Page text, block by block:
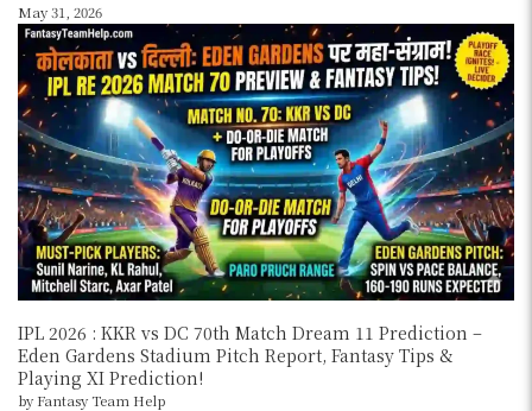
May 31, 2026
IPL 2026 : KKR vs DC 70th Match Dream 11 Prediction –
Eden Gardens Stadium Pitch Report, Fantasy Tips &
Playing XI Prediction!
by Fantasy Team Help